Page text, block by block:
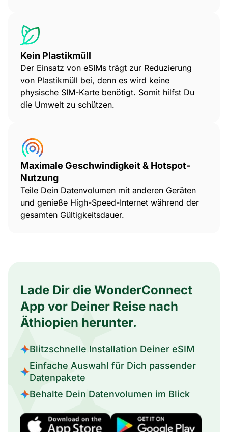
Kein Plastikmüll
Der Einsatz von eSIMs trägt zur Reduzierung
von Plastikmüll bei, denn es wird keine
physische SIM-Karte benötigt. Somit hilfst Du
die Umwelt zu schützen.
Maximale Geschwindigkeit & Hotspot-
Nutzung
Teile Dein Datenvolumen mit anderen Geräten
und genieße High-Speed-Internet während der
gesamten Gültigkeitsdauer.
Lade Dir die WonderConnect
App vor Deiner Reise nach
Äthiopien herunter.
Blitzschnelle Installation Deiner eSIM
Einfache Auswahl für Dich passender
Datenpakete
Behalte Dein Datenvolumen im Blick